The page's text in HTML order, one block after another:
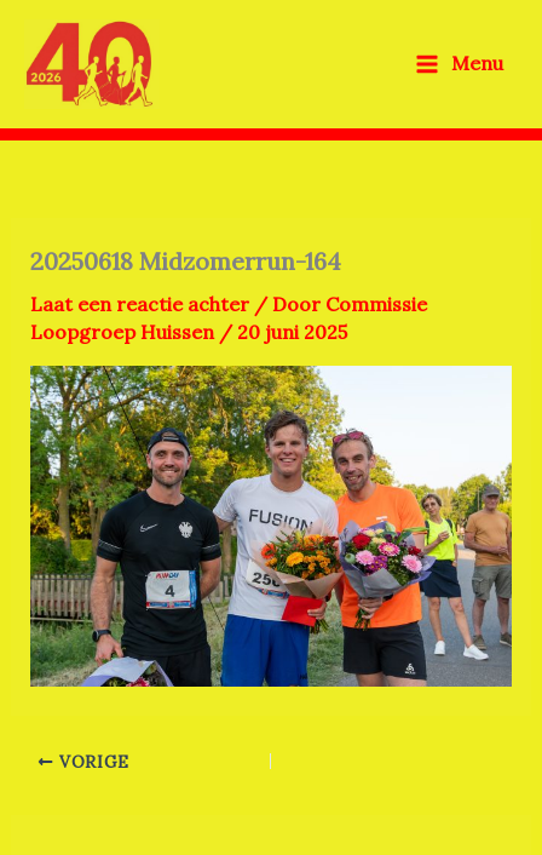
naar
Menu
20250618 Midzomerrun-164
Laat een reactie achter / Door Commissie
Loopgroep Huissen / 20 juni 2025
VORIGE